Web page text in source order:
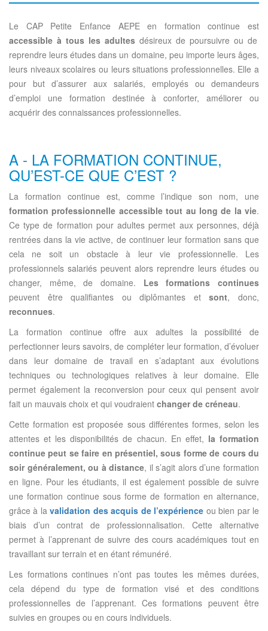
Le CAP Petite Enfance AEPE en formation continue est
accessible à tous les adultes désireux de poursuivre ou de
reprendre leurs études dans un domaine, peu importe leurs âges,
leurs niveaux scolaires ou leurs situations professionnelles. Elle a
pour but d’assurer aux salariés, employés ou demandeurs
d’emploi une formation destinée à conforter, améliorer ou
acquérir des connaissances professionnelles.
A - LA FORMATION CONTINUE,
QU’EST-CE QUE C’EST ?
La formation continue est, comme l’indique son nom, une
formation professionnelle accessible tout au long de la vie.
Ce type de formation pour adultes permet aux personnes, déjà
rentrées dans la vie active, de continuer leur formation sans que
cela ne soit un obstacle à leur vie professionnelle. Les
professionnels salariés peuvent alors reprendre leurs études ou
changer, même, de domaine. Les formations continues
peuvent être qualifiantes ou diplômantes etsont, donc,
reconnues.
La formation continue offre aux adultes la possibilité de
perfectionner leurs savoirs, de compléter leur formation, d’évoluer
dans leur domaine de travail en s’adaptant aux évolutions
techniques ou technologiques relatives à leur domaine. Elle
permet également la reconversion pour ceux qui pensent avoir
fait un mauvais choix et qui voudraient changer de créneau.
Cette formation est proposée sous différentes formes, selon les
attentes et les disponibilités de chacun. En effet, la formation
continue peut se faire en présentiel, sous forme de cours du
soir généralement, ou à distance, il s’agit alors d’une formation
en ligne. Pour les étudiants, il est également possible de suivre
une formation continue sous forme de formation en alternance,
grâce à lavalidation des acquis de l’expérience ou bien par le
biais d’un contrat de professionnalisation. Cette alternative
permet à l’apprenant de suivre des cours académiques tout en
travaillant sur terrain et en étant rémunéré.
Les formations continues n’ont pas toutes les mêmes durées,
cela dépend du type de formation visé et des conditions
professionnelles de l’apprenant. Ces formations peuvent être
suivies en groupes ou en cours individuels.